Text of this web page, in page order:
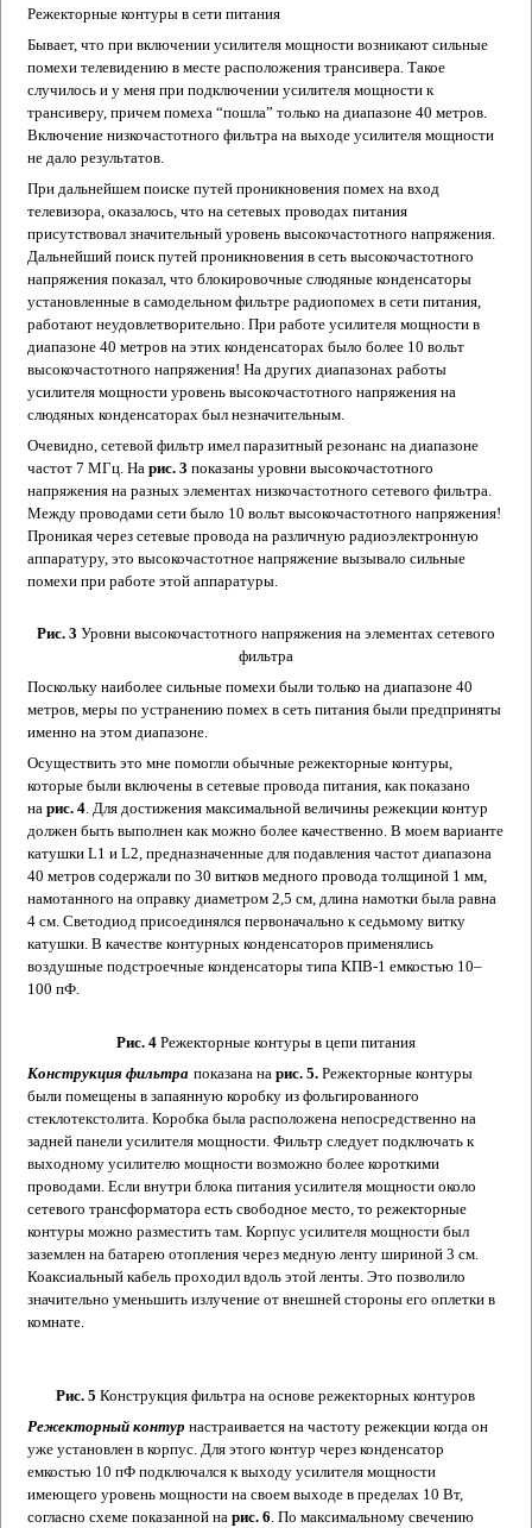
Режекторные контуры в сети питания
Бывает, что при включении усилителя мощности возникают сильные
помехи телевидению в месте расположения трансивера. Такое
случилось и у меня при подключении усилителя мощности к
трансиверу, причем помеха “пошла” только на диапазоне 40 метров.
Включение низкочастотного фильтра на выходе усилителя мощности
не дало результатов.
При дальнейшем поиске путей проникновения помех на вход
телевизора, оказалось, что на сетевых проводах питания
присутствовал значительный уровень высокочастотного напряжения.
Дальнейший поиск путей проникновения в сеть высокочастотного
напряжения показал, что блокировочные слюдяные конденсаторы
установленные в самодельном фильтре радиопомех в сети питания,
работают неудовлетворительно. При работе усилителя мощности в
диапазоне 40 метров на этих конденсаторах было более 10 вольт
высокочастотного напряжения! На других диапазонах работы
усилителя мощности уровень высокочастотного напряжения на
слюдяных конденсаторах был незначительным.
Очевидно, сетевой фильтр имел паразитный резонанс на диапазоне
частот 7 МГц. Нарис. 3 показаны уровни высокочастотного
напряжения на разных элементах низкочастотного сетевого фильтра.
Между проводами сети было 10 вольт высокочастотного напряжения!
Проникая через сетевые провода на различную радиоэлектронную
аппаратуру, это высокочастотное напряжение вызывало сильные
помехи при работе этой аппаратуры.
Рис. 3 Уровни высокочастотного напряжения на элементах сетевого
фильтра
Поскольку наиболее сильные помехи были только на диапазоне 40
метров, меры по устранению помех в сеть питания были предприняты
именно на этом диапазоне.
Осуществить это мне помогли обычные режекторные контуры,
которые были включены в сетевые провода питания, как показано
нарис. 4 . Для достижения максимальной величины режекции контур
должен быть выполнен как можно более качественно. В моем варианте
катушки L1 и L2, предназначенные для подавления частот диапазона
40 метров содержали по 30 витков медного провода толщиной 1 мм,
намотанного на оправку диаметром 2,5 см, длина намотки была равна
4 см. Светодиод присоединялся первоначально к седьмому витку
катушки. В качестве контурных конденсаторов применялись
воздушные подстроечные конденсаторы типа КПВ-1 емкостью 10–
100 пФ.
Рис. 4Режекторные контуры в цепи питания
Конструкция фильтра показана нарис. 5.Режекторные контуры
были помещены в запаянную коробку из фольгированного
стеклотекстолита. Коробка была расположена непосредственно на
задней панели усилителя мощности. Фильтр следует подключать к
выходному усилителю мощности возможно более короткими
проводами. Если внутри блока питания усилителя мощности около
сетевого трансформатора есть свободное место, то режекторные
контуры можно разместить там. Корпус усилителя мощности был
заземлен на батарею отопления через медную ленту шириной 3 см.
Коаксиальный кабель проходил вдоль этой ленты. Это позволило
значительно уменьшить излучение от внешней стороны его оплетки в
комнате.
Рис. 5 Конструкция фильтра на основе режекторных контуров
Режекторный контур настраивается на частоту режекции когда он
уже установлен в корпус. Для этого контур через конденсатор
емкостью 10 пФ подключался к выходу усилителя мощности
имеющего уровень мощности на своем выходе в пределах 10 Вт,
согласно схеме показанной на рис. 6 . По максимальному свечению